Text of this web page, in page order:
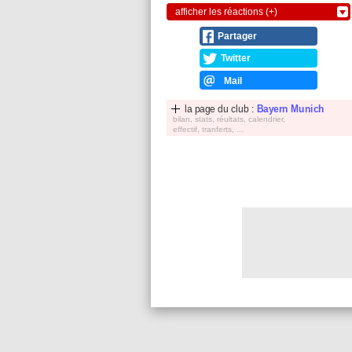
afficher les réactions (+)
Partager
Twitter
Mail
la page du club : Bayern Munich
bilan, stats, réultats, calendrier,
effectif, tranferts, ...